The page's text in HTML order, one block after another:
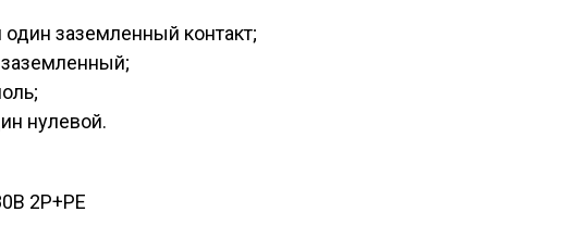
заземленный контакт;
нулевой.
2Р+PE